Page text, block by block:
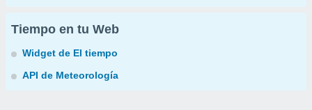
Tiempo en tu Web
Widget de El tiempo
API de Meteorología